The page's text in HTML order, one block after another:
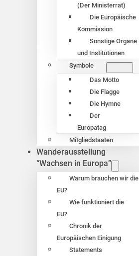
(Der Ministerrat)
Die Europäische
Kommission
Sonstige Organe
und Institutionen
Symbole
Das Motto
Die Flagge
Die Hymne
Der
Europatag
Mitgliedstaaten
Wanderausstellung
“Wachsen in Europa”
Warum brauchen wir die
EU?
Wie funktioniert die
EU?
Chronik der
Europäischen Einigung
Statements